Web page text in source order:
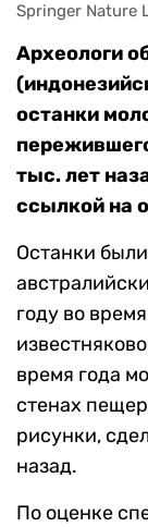
Springer Nature
Археологи
останки
тыс. лет
ссылкой на
Останки
году во
время года
стенах
рисунки,
назад.
По оценке